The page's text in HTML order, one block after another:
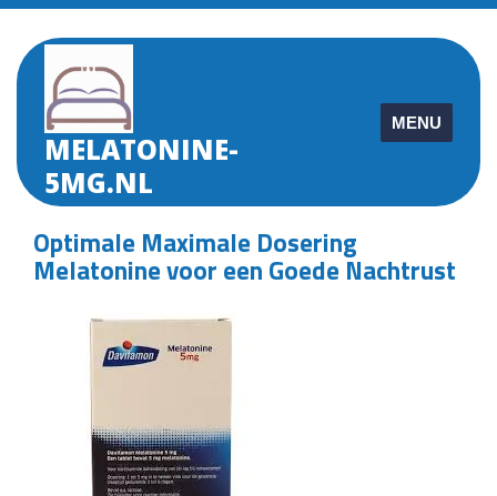
Skip
content
MELATONINE-
5MG.NL
MENU
Optimale Maximale Dosering
Melatonine voor een Goede Nachtrust